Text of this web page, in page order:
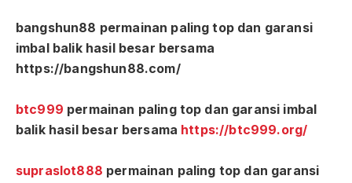
bangshun88 permainan paling top dan garansi
imbal balik hasil besar bersama
https://bangshun88.com/
btc999 permainan paling top dan garansi imbal
balik hasil besar bersama https://btc999.org/
supraslot888 permainan paling top dan garansi